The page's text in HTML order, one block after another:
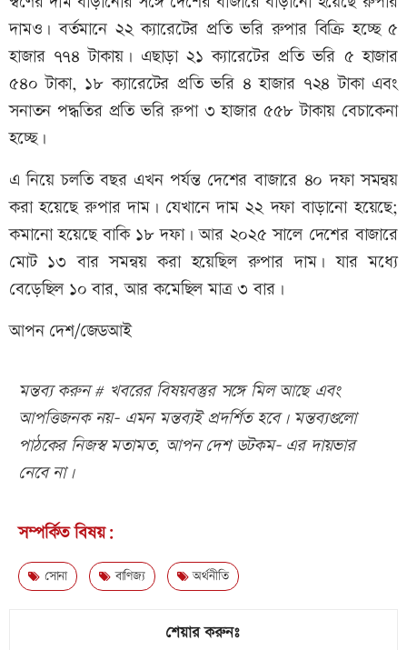
দামও। বর্তমানে ২২ ক্যারেটের প্রতি ভরি রুপার বিক্রি হচ্ছে ৫
হাজার ৭৭৪ টাকায়। এছাড়া ২১ ক্যারেটের প্রতি ভরি ৫ হাজার
৫৪০ টাকা, ১৮ ক্যারেটের প্রতি ভরি ৪ হাজার ৭২৪ টাকা এবং
সনাতন পদ্ধতির প্রতি ভরি রুপা ৩ হাজার ৫৫৮ টাকায় বেচাকেনা
হচ্ছে।
এ নিয়ে চলতি বছর এখন পর্যন্ত দেশের বাজারে ৪০ দফা সমন্বয়
করা হয়েছে রুপার দাম। যেখানে দাম ২২ দফা বাড়ানো হয়েছে;
কমানো হয়েছে বাকি ১৮ দফা। আর ২০২৫ সালে দেশের বাজারে
মোট ১৩ বার সমন্বয় করা হয়েছিল রুপার দাম। যার মধ্যে
বেড়েছিল ১০ বার, আর কমেছিল মাত্র ৩ বার।
আপন দেশ/জেডআই
মন্তব্য করুন # খবরের বিষয়বস্তুর সঙ্গে মিল আছে এবং
আপত্তিজনক নয়- এমন মন্তব্যই প্রদর্শিত হবে। মন্তব্যগুলো
পাঠকের নিজস্ব মতামত, আপন দেশ ডটকম- এর দায়ভার
নেবে না।
সম্পর্কিত বিষয়:
সোনা বাণিজ্য অর্থনীতি
শেয়ার করুনঃ